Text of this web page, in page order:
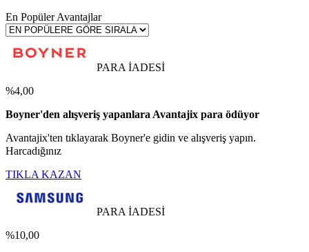
En Popüler Avantajlar
PARA İADESİ
%4,00
Boyner'den alışveriş yapanlara Avantajix para ödüyor
Avantajix'ten tıklayarak Boyner'e gidin ve alışveriş yapın.
Harcadığınız
TIKLA KAZAN
PARA İADESİ
%10,00